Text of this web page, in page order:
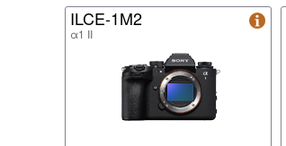
ILCE-1M2
α1 II